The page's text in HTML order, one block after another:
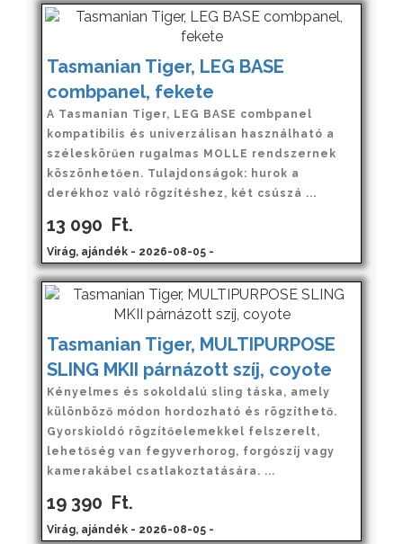
Tasmanian Tiger, LEG BASE
combpanel, fekete
A Tasmanian Tiger, LEG BASE combpanel
kompatibilis és univerzálisan használható a
széleskörűen rugalmas MOLLE rendszernek
köszönhetően. Tulajdonságok: hurok a
derékhoz való rögzítéshez, két csúszá ...
13 090 Ft.
Virág, ajándék - 2026-08-05 -
Tasmanian Tiger, MULTIPURPOSE
SLING MKII párnázott szíj, coyote
Kényelmes és sokoldalú sling táska, amely
különböző módon hordozható és rögzíthető.
Gyorskioldó rögzítőelemekkel felszerelt,
lehetőség van fegyverhorog, forgószíj vagy
kamerakábel csatlakoztatására. ...
19 390 Ft.
Virág, ajándék - 2026-08-05 -